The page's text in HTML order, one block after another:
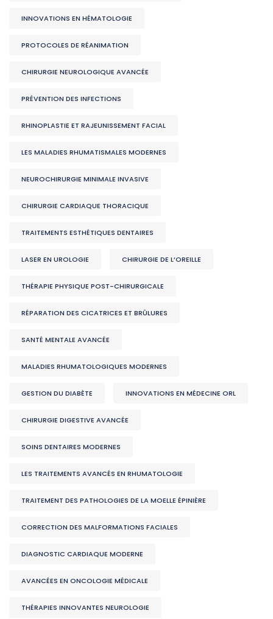
INNOVATIONS EN HÉMATOLOGIE
PROTOCOLES DE RÉANIMATION
CHIRURGIE NEUROLOGIQUE AVANCÉE
PRÉVENTION DES INFECTIONS
RHINOPLASTIE ET RAJEUNISSEMENT FACIAL
LES MALADIES RHUMATISMALES MODERNES
NEUROCHIRURGIE MINIMALE INVASIVE
CHIRURGIE CARDIAQUE THORACIQUE
TRAITEMENTS ESTHÉTIQUES DENTAIRES
LASER EN UROLOGIE CHIRURGIE DE L’OREILLE
THÉRAPIE PHYSIQUE POST-CHIRURGICALE
RÉPARATION DES CICATRICES ET BRÛLURES
SANTÉ MENTALE AVANCÉE
MALADIES RHUMATOLOGIQUES MODERNES
GESTION DU DIABÈTE INNOVATIONS EN MÉDECINE ORL
CHIRURGIE DIGESTIVE AVANCÉE
SOINS DENTAIRES MODERNES
LES TRAITEMENTS AVANCÉS EN RHUMATOLOGIE
TRAITEMENT DES PATHOLOGIES DE LA MOELLE ÉPINIÈRE
CORRECTION DES MALFORMATIONS FACIALES
DIAGNOSTIC CARDIAQUE MODERNE
AVANCÉES EN ONCOLOGIE MÉDICALE
THÉRAPIES INNOVANTES NEUROLOGIE